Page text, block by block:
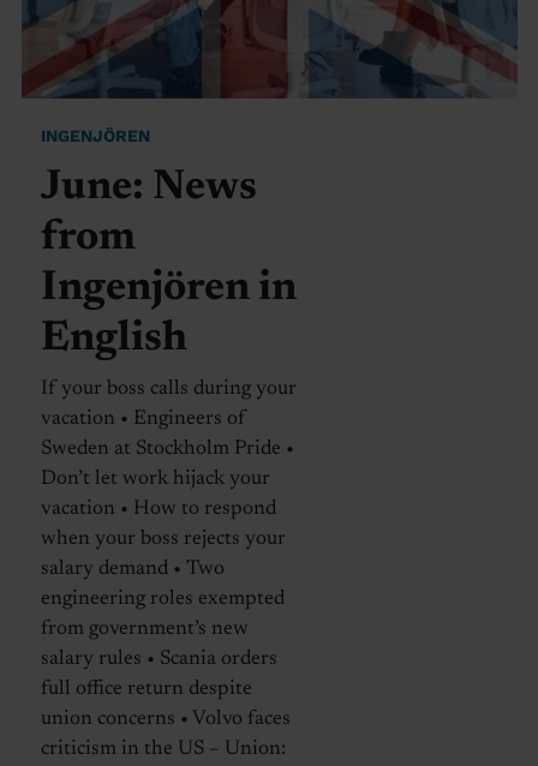
INGENJÖREN
June: News
from
Ingenjören in
English
If your boss calls during your
vacation • Engineers of
Sweden at Stockholm Pride •
Don’t let work hijack your
vacation • How to respond
when your boss rejects your
salary demand • Two
engineering roles exempted
from government’s new
salary rules • Scania orders
full office return despite
union concerns • Volvo faces
criticism in the US – Union: